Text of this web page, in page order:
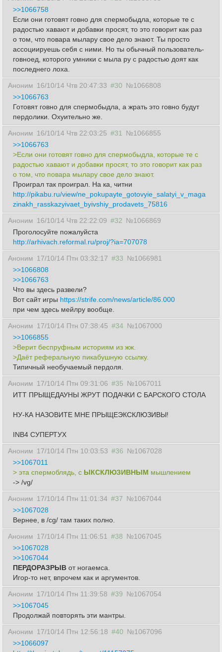
>>1066758
Если они готовят говно для спермобыдла, которые те с
радостью хавают и добавки просят, то это говорит как раз
о том, что повара мылару свое дело знают. Ты просто
ассоциируешь себя с ними. Но ты обычный пользователь-
говноед, которого умники с мыла ру с радостью доят как
последнего лоха.
Аноним 16/10/14 Чтв 20:47:33 #30 №1066808
>>1066763
Готовят говно для спермобыдла, а жрать это говно будут
пердолики. Охуительно же.
Аноним 16/10/14 Чтв 22:03:25 #31
№1066855
>>1066763
>Если они готовят говно для спермобыдла, которые те с
радостью хавают и добавки просят, то это говорит как раз
о том, что повара мылару свое дело знают.
Проиграл так проиграл. На ка, читни
http://pikabu.ru/view/ne_pokupayte_gotovyie_salatyi_v_maga
zinakh_rasskazyivaet_byivshiy_prodavets_75816
Аноним 16/10/14 Чтв 22:22:09 #32 №1066869
Проголосуйте пожaлуйста
http://arhivach.reformal.ru/proj/?ia=707078
Аноним 17/10/14 Птн 03:32:17 #33 №1066981
>>1066808
>>1066763
Что вы здесь развели?
Вот сайт игры https://strife.com/news/article/86.000
при чем здесь мейлру вообще.
Аноним 17/10/14 Птн 07:38:45 #34 №1067000
>>1066855
>Верит беспруфным историям из жж.
>Даёт реферальную пикабушную ссылку.
Типичный необучаемый пердоля.
Аноним 17/10/14 Птн 09:31:06 #35 №1067011
ИТТ ПРЫЩЕДАУНЫ ЖРУТ ПОДАЧКИ С БАРСКОГО СТОЛА
НУ-КА НАЗОВИТЕ МНЕ ПРЫЩЕЭКСКЛЮЗИВЫ!
INB4 СУПЕРТУХ
Аноним 17/10/14 Птн 10:03:53 #36 №1067028
>>1067011
> эта спермоблядь, с ЫКСКЛЮЗИВНЫМ мышлением
-> /vg/
Аноним 17/10/14 Птн 11:01:34 #37 №1067044
>>1067028
Вернее, в /cg/ там таких полно.
Аноним 17/10/14 Птн 11:06:51 #38 №1067045
>>1067028
>>1067044
ПЕРДОРАЗРЫВ от ногаемса.
Игор-то нет, впрочем как и аргументов.
Аноним 17/10/14 Птн 11:39:58 #39 №1067054
>>1067045
Продолжай повторять эти мантры.
Аноним 17/10/14 Птн 12:56:18 #40 №1067096
>>1066097